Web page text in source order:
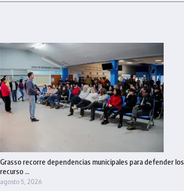
Grasso recorre dependencias municipales para defender los
recurso ...
agosto 5, 2026